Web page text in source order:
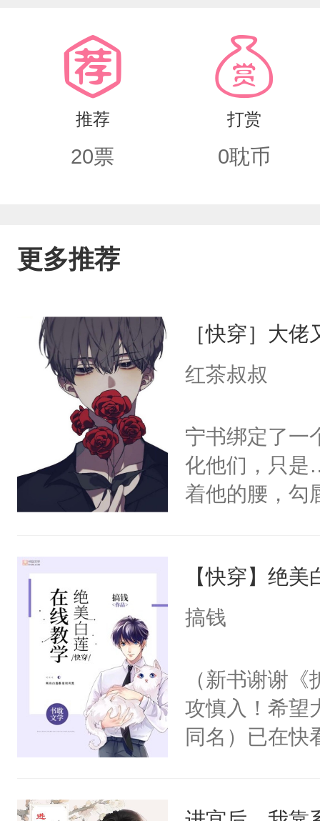
败类禁欲攻（都是同个攻）林季楠每
了自己的腰快不行了！就不能注意点吗
推荐
20票
打赏
0耽币
更多推荐
［快穿］大
红茶叔叔
宁书绑定了一
化他们，只是
着他的腰，勾
来，给老公
用力——为你
【快穿】绝
搞钱
（新书谢谢
攻慎入！希望
同名）已在快